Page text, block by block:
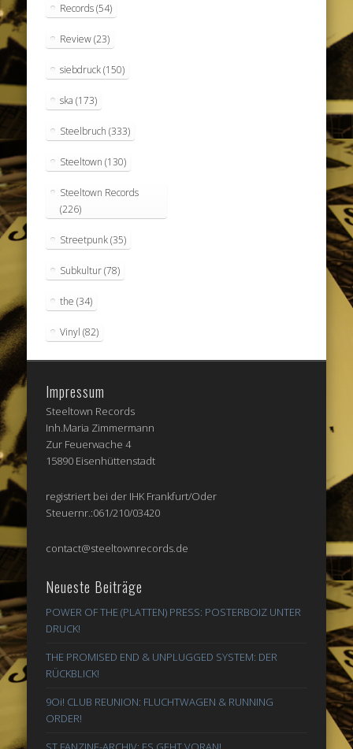
Records(54)
Review(23)
siebdruck(150)
ska (173)
Steelbruch (333)
Steeltown (130)
Steeltown Records
(226)
Streetpunk(35)
Subkultur(78)
the (34)
Vinyl (82)
Impressum
Steeltown Records
Inh.Maria Zimmermann
Zur Feuerwache 4
15890 Eisenhüttenstadt
registriert bei der IHK Frankfurt/Oder
Steuernr.:061/210/03420
contact@steeltownrecords.de
Neueste Beiträge
POWER OF THE (PLATTEN) PRESS: POSTERBOIZ UNTER
DRUCK!
THE PROMISED END & UNPLUGGED SYSTEM: DER
RÜCKBLICK!
9Oi! CLUB REUNION: FLUCHTWAGEN & RUNNING
ORDER!